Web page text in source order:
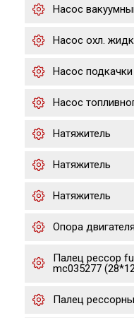
Насос
Насос охл.
Насос подкачки
Насос
Натяжитель
Натяжитель
Натяжитель
Опора двигателя
Палец рессор
mc035277
Палец